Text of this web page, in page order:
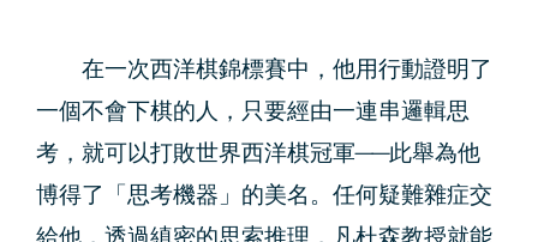
在一次西洋棋錦標賽中，他用行動證明了
一個不會下棋的人，只要經由一連串邏輯思
考，就可以打敗世界西洋棋冠軍──此舉為他
博得了「思考機器」的美名。任何疑難雜症交